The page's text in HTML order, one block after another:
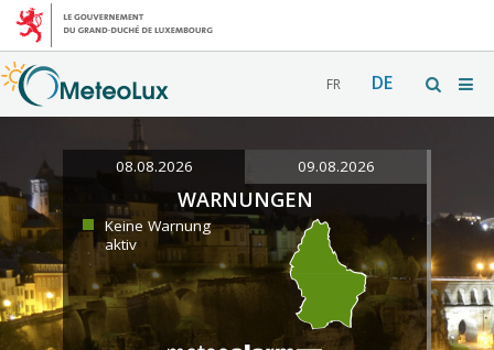
FR DE
08.08.2026 09.08.2026
WARNUNGEN
Keine Warnung
aktiv